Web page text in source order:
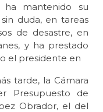
mantenido su
duda, en tareas
de desastre, en
y ha prestado
el presidente en
tarde, la Cámara
Presupuesto de
Obrador, el del